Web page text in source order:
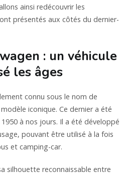
ainsi redécouvrir les
présentés aux côtés du dernier-
: un véhicule
les âges
connu sous le nom de
iconique. Ce dernier a été
à nos jours. Il a été développé
pouvant être utilisé à la fois
et camping-car.
silhouette reconnaissable entre